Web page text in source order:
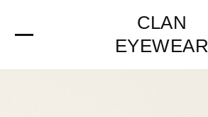
CLAN
EYEWEAR